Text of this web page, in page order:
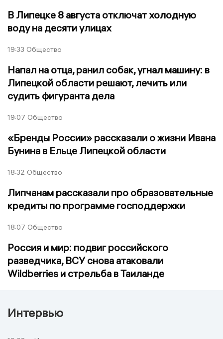
В Липецке 8 августа отключат холодную
воду на десяти улицах
19:33 Общество
Напал на отца, ранил собак, угнал машину: в
Липецкой области решают, лечить или
судить фигуранта дела
19:07 Общество
«Бренды России» рассказали о жизни Ивана
Бунина в Ельце Липецкой области
18:32 Общество
Липчанам рассказали про образовательные
кредиты по программе господдержки
18:07 Общество
Россия и мир: подвиг российского
разведчика, ВСУ снова атаковали
Wildberries и стрельба в Таиланде
Интервью